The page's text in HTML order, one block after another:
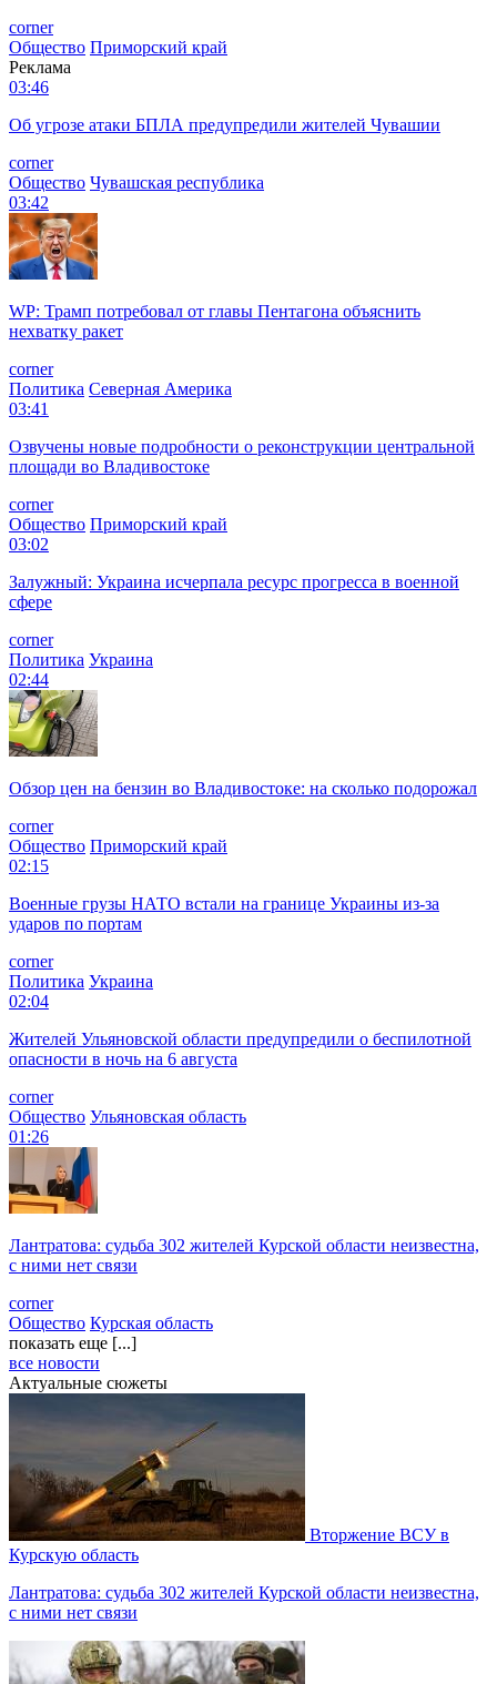
corner
Общество Приморский край
Реклама
03:46
Об угрозе атаки БПЛА предупредили жителей Чувашии
corner
Общество Чувашская республика
03:42
WP: Трамп потребовал от главы Пентагона объяснить
нехватку ракет
corner
Политика Северная Америка
03:41
Озвучены новые подробности о реконструкции центральной
площади во Владивостоке
corner
Общество Приморский край
03:02
Залужный: Украина исчерпала ресурс прогресса в военной
сфере
corner
Политика Украина
02:44
Обзор цен на бензин во Владивостоке: на сколько подорожал
corner
Общество Приморский край
02:15
Военные грузы НАТО встали на границе Украины из-за
ударов по портам
corner
Политика Украина
02:04
Жителей Ульяновской области предупредили о беспилотной
опасности в ночь на 6 августа
corner
Общество Ульяновская область
01:26
Лантратова: судьба 302 жителей Курской области неизвестна,
с ними нет связи
corner
Общество Курская область
показать еще [...]
все новости
Актуальные сюжеты
Вторжение ВСУ в
Курскую область
Лантратова: судьба 302 жителей Курской области неизвестна,
с ними нет связи